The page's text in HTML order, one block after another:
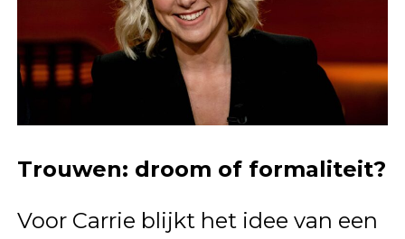
Trouwen: droom of formaliteit?
Voor Carrie blijkt het idee van een